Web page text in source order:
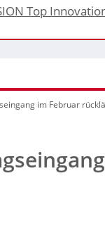
Top
im Februar